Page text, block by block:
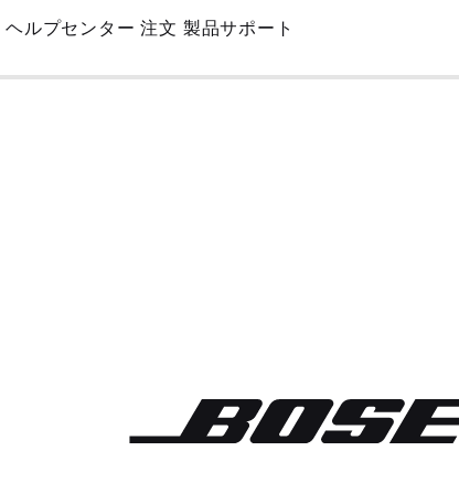
Skip
Main
ヘルプセンター 注文 製品サポート